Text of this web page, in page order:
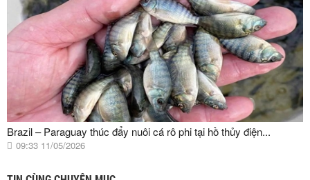
Brazil – Paraguay thúc đẩy nuôi cá rô phi tại hồ thủy điện...
09:33 11/05/2026